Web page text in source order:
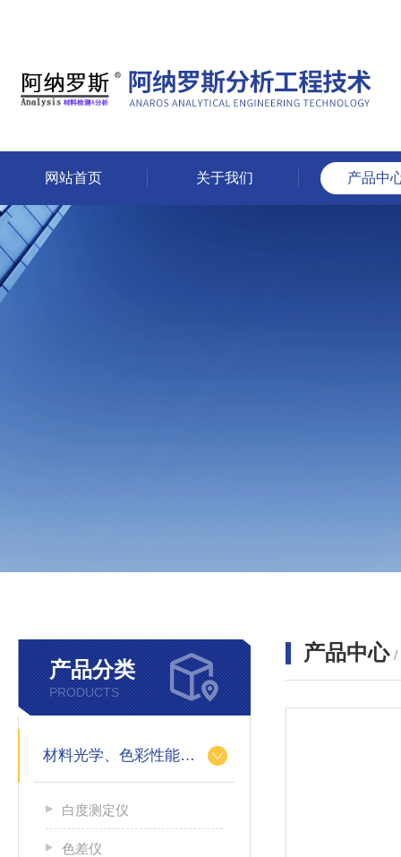
网站首页 关于我们 产品中
产品分类
PRODUCTS
材料光学、色彩性能的测定
白度测定仪
色差仪
产品中心 /